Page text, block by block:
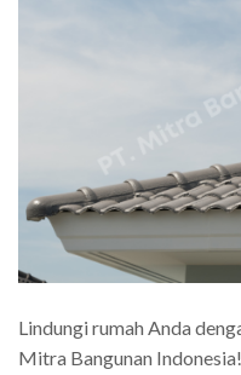
Lindungi rumah Anda
Mitra Bangunan